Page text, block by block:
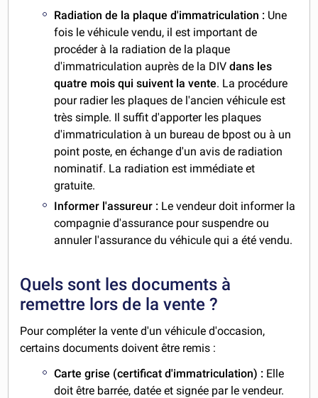
Radiation de la plaque d'immatriculation : Une
fois le véhicule vendu, il est important de
procéder à la radiation de la plaque
d'immatriculation auprès de la DIVdans les
quatre mois qui suivent la vente. La procédure
pour radier les plaques de l'ancien véhicule est
très simple. Il suffit d'apporter les plaques
d'immatriculation à un bureau de bpost ou à un
point poste, en échange d'un avis de radiation
nominatif. La radiation est immédiate et
gratuite.
Informer l'assureur : Le vendeur doit informer la
compagnie d'assurance pour suspendre ou
annuler l'assurance du véhicule qui a été vendu.
Quels sont les documents à
remettre lors de la vente ?
Pour compléter la vente d'un véhicule d'occasion,
certains documents doivent être remis :
Carte grise (certificat d'immatriculation) : Elle
doit être barrée, datée et signée par le vendeur.